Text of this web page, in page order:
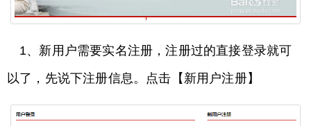
1、新用户需要实名注册，注册过的直接登录就可
以了，先说下注册信息。点击【新用户注册】